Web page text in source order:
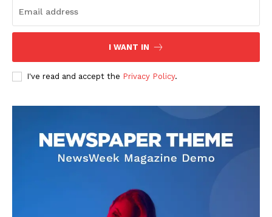
I WANT IN
I've read and accept the Privacy Policy.